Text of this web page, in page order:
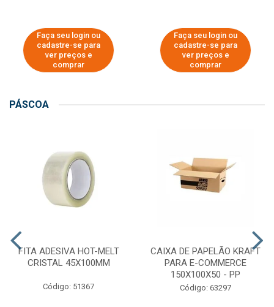
Faça seu login ou
cadastre-se para
ver preços e
comprar
Faça seu login ou
cadastre-se para
ver preços e
comprar
PÁSCOA
FITA ADESIVA HOT-MELT
CRISTAL 45X100MM
Código: 51367
CAIXA DE PAPELÃO KRAFT
PARA E-COMMERCE
150X100X50 - PP
Código: 63297